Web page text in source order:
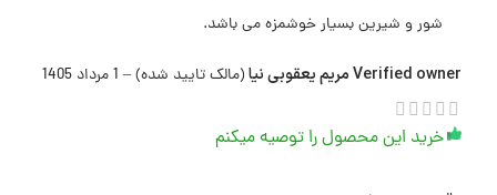
شور و شیرین بسیار خوشمزه می باشد.
Verified ownerمریم یعقوبی نیا(مالک تایید شده)– 1 مرداد 1405
خرید این محصول را توصیه میکنم